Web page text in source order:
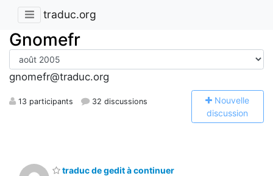
traduc.org
Gnomefr
gnomefr@traduc.org
13 participants 32 discussions Nouvelle
discussion
traduc de gedit à continuer